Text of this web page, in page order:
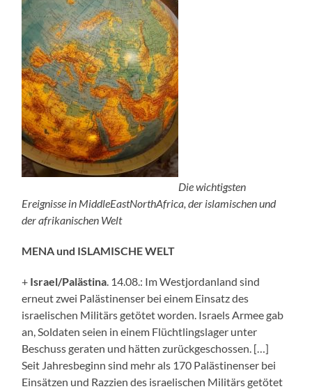
Die wichtigsten
Ereignisse in MiddleEastNorthAfrica, der islamischen und
der afrikanischen Welt
MENA und ISLAMISCHE WELT
+ Israel/Palästina . 14.08.: Im Westjordanland sind
erneut zwei Palästinenser bei einem Einsatz des
israelischen Militärs getötet worden. Israels Armee gab
an, Soldaten seien in einem Flüchtlingslager unter
Beschuss geraten und hätten zurückgeschossen. […]
Seit Jahresbeginn sind mehr als 170 Palästinenser bei
Einsätzen und Razzien des israelischen Militärs getötet